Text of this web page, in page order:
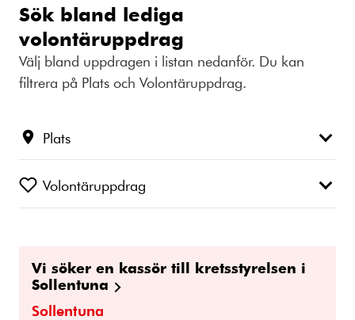
Sök bland lediga
volontäruppdrag
Välj bland uppdragen i listan nedanför. Du kan
filtrera på Plats och Volontäruppdrag.
Plats
Volontäruppdrag
Vi söker en kassör till kretsstyrelsen i
Sollentuna
Sollentuna